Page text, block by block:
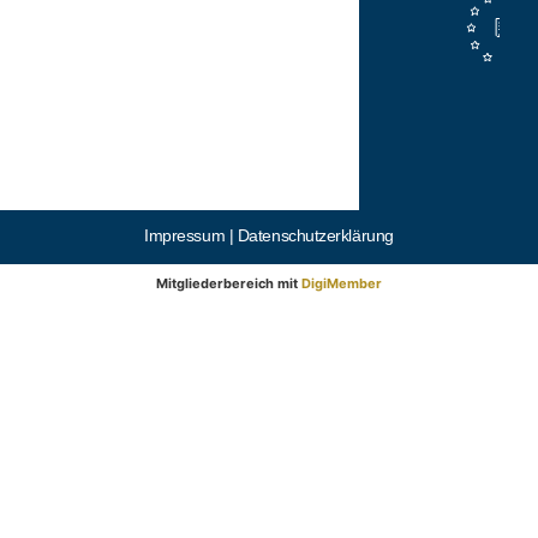
Impressum | Datenschutzerklärung
Mitgliederbereich mit DigiMember